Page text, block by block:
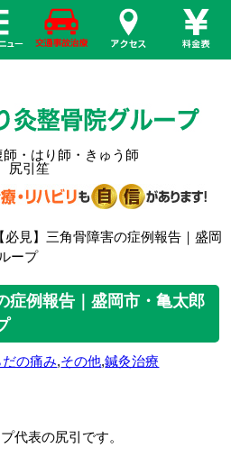
・はり師・きゅう師
尻引笙
【必見】三角骨障害の症例報告｜盛岡
ープ
症例報告｜盛岡市・亀太郎
の痛み,その他,鍼灸治療
代表の尻引です。